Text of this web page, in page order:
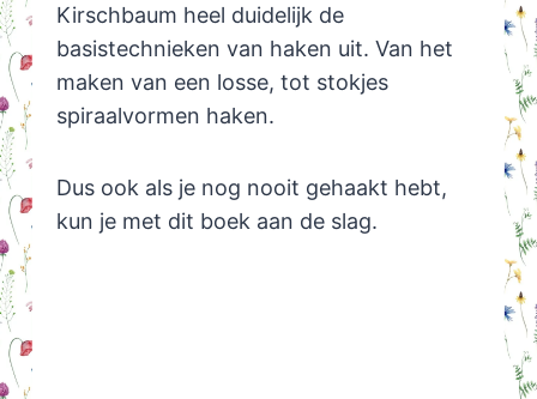
Kirschbaum heel duidelijk de
basistechnieken van haken uit. Van het
maken van een losse, tot stokjes
spiraalvormen haken.
Dus ook als je nog nooit gehaakt hebt,
kun je met dit boek aan de slag.